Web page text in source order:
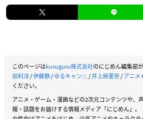
このページはkusuguru株式会社のにじめん編集部
田利冴/伊藤静/ゆるキャン△/井上麻里奈/アニメ
ください。
アニメ・ゲーム・漫画などの2次元コンテンツや、
報・話題をお届けする情報メディア「にじめん」。